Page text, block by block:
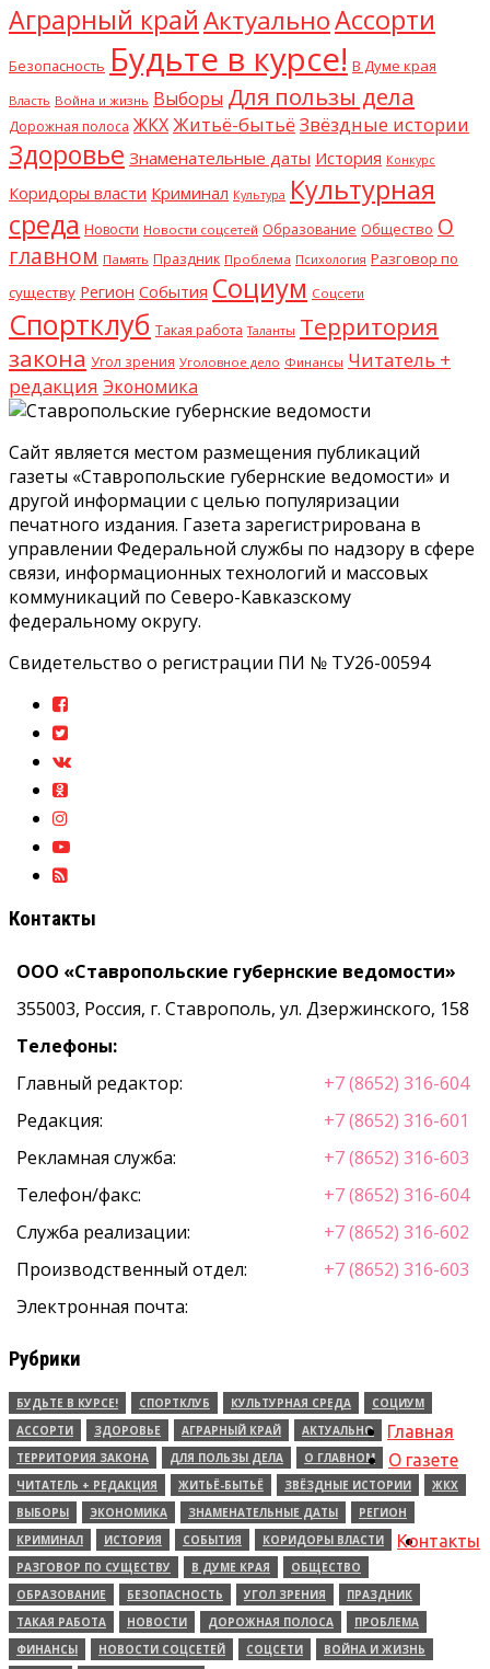
Аграрный крайАктуальноАссорти
Безопасность Будьте в курсе! В Думе края
Власть Война и жизнь Выборы Для пользы дела
Дорожная полоса ЖКХЖитьё-бытьё Звёздные истории
Здоровье Знаменательные даты История Конкурс
Коридоры власти Криминал Культура Культурная
среда Новости Новости соцсетей Образование Общество О
главном Память Праздник Проблема Психология Разговор по
существу Регион События Социум Соцсети
Спортклуб Такая работа Таланты Территория
закона Угол зрения Уголовное дело Финансы Читатель +
редакция Экономика
Сайт является местом размещения публикаций
газеты «Ставропольские губернские ведомости» и
другой информации с целью популяризации
печатного издания. Газета зарегистрирована в
управлении Федеральной службы по надзору в сфере
связи, информационных технологий и массовых
коммуникаций по Северо-Кавказскому
федеральному округу.
Свидетельство о регистрации ПИ № ТУ26-00594
Контакты
ООО «Ставропольские губернские ведомости»
355003, Россия, г. Ставрополь, ул. Дзержинского, 158
Телефоны:
Главный редактор:
+7 (8652) 316-604
Редакция:
+7 (8652) 316-601
Рекламная служба:
+7 (8652) 316-603
Телефон/факс:
+7 (8652) 316-604
Служба реализации:
+7 (8652) 316-602
Производственный отдел:
+7 (8652) 316-603
Электронная почта:
Рубрики
БУДЬТЕ В КУРСЕ! СПОРТКЛУБ КУЛЬТУРНАЯ СРЕДА
СОЦИУМ
АССОРТИ
ЗДОРОВЬЕ АГРАРНЫЙ КРАЙ
АКТУАЛЬНО
ТЕРРИТОРИЯ ЗАКОНА
ДЛЯ ПОЛЬЗЫ ДЕЛА
О ГЛАВНОМ
ЧИТАТЕЛЬ + РЕДАКЦИЯ
ЖИТЬЁ-БЫТЬЁ ЗВЁЗДНЫЕ ИСТОРИИ
ЖКХ
ВЫБОРЫ
ЭКОНОМИКА ЗНАМЕНАТЕЛЬНЫЕ ДАТЫ
РЕГИОН
КРИМИНАЛ
ИСТОРИЯ СОБЫТИЯ
КОРИДОРЫ ВЛАСТИ
РАЗГОВОР ПО СУЩЕСТВУ
В ДУМЕ КРАЯ
ОБЩЕСТВО
ОБРАЗОВАНИЕ
БЕЗОПАСНОСТЬ УГОЛ ЗРЕНИЯ
ПРАЗДНИК
ТАКАЯ РАБОТА
НОВОСТИ ДОРОЖНАЯ ПОЛОСА
ПРОБЛЕМА
ФИНАНСЫ
НОВОСТИ СОЦСЕТЕЙ СОЦСЕТИ
ВОЙНА И ЖИЗНЬ
Главная
О газете
Контакты